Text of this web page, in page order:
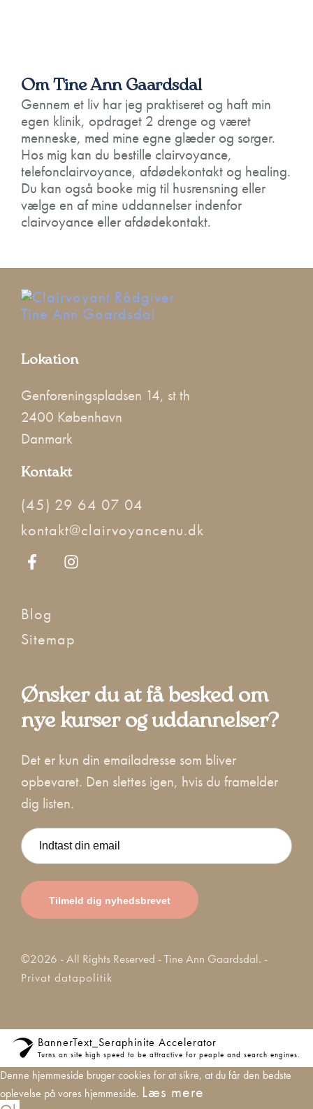
Om Tine Ann Gaardsdal
Gennem et liv har jeg praktiseret og haft min
egen klinik, opdraget 2 drenge og været
menneske, med mine egne glæder og sorger.
Hos mig kan du bestille clairvoyance,
telefonclairvoyance, afdødekontakt og healing.
Du kan også booke mig til husrensning eller
vælge en af mine uddannelser indenfor
clairvoyance eller afdødekontakt.
Kontakt
(45) 29 64 07 04
kontakt@clairvoyancenu.dk
Blog
Sitemap
Lokation
Genforeningspladsen 14, st th
2400 København
Danmark
Ønsker du at få besked om
nye kurser og uddannelser?
Det er kun din emailadresse som bliver
opbevaret. Den slettes igen, hvis du framelder
dig listen.
©2026 - All Rights Reserved - Tine Ann Gaardsdal. -
Privat datapolitik
BannerText_Seraphinite Accelerator
Turns on site high speed to be attractive for people and search engines.
Denne hjemmeside bruger cookies for at sikre, at du får den bedste
oplevelse på vores hjemmeside. Læs mere